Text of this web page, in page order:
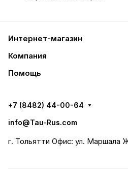
Интернет-магазин
Компания
Помощь
+7 (8482) 44-00-64
info@Tau-Rus.com
г. Тольятти Офис: ул. Маршала